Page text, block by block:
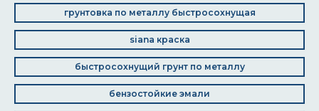
грунтовка по металлу быстросохнущая
siana краска
быстросохнущий грунт по металлу
бензостойкие эмали